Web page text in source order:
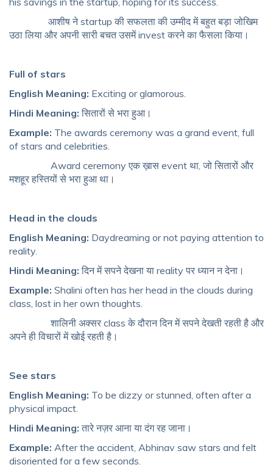
आशीष ने startup की सफलता की उम्मीद में बहुत बड़ा जोखिम
उठा लिया और अपनी सारी बचत उसमें invest करने का फैसला किया।
Full of stars
English Meaning: Exciting or glamorous.
Hindi Meaning: सितारों से भरा हुआ।
Example: The awards ceremony was a grand event, full
of stars and celebrities.
Award ceremony एक ख़ास event था, जो सितारों और
मशहूर हस्तियों से भरा हुआ था।
Head in the clouds
English Meaning: Daydreaming or not paying attention to
reality.
Hindi Meaning: दिन में सपने देखना या reality पर ध्यान न देना।
Example: Shalini often has her head in the clouds during
class, lost in her own thoughts.
शालिनी अक्सर class के दौरान दिन में सपने देखती रहती है और
अपने ही विचारों में खोई रहती है।
See stars
English Meaning: To be dizzy or stunned, often after a
physical impact.
Hindi Meaning: तारे नज़र आना या दंग रह जाना।
Example: After the accident, Abhinav saw stars and felt
disoriented for a few seconds.